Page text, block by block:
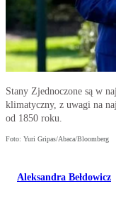
Stany Zjednoczone są w
klimatyczny, z uwagi na
od 1850 roku.
Foto: Yuri Gripas/Abaca/Bloomberg
Aleksandra Bełdowicz